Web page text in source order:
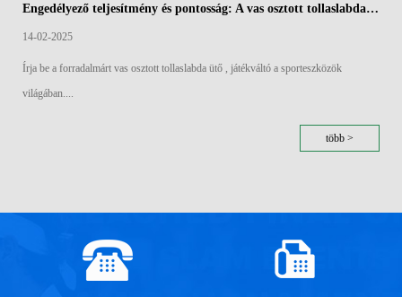
Engedélyező teljesítmény és pontosság: A vas osztott tollaslabda ütők aerodinamikai széle
14-02-2025
Írja be a forradalmárt vas osztott tollaslabda ütő , játékváltó a sporteszközök
világában....
több >